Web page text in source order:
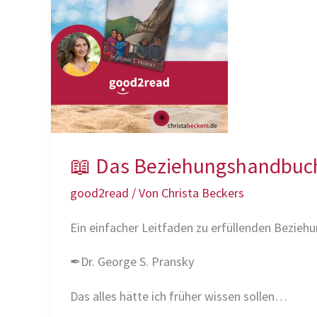
📖 Das
good2read / Von Christa Beckers
Ein einfacher Leitfaden zu erfüllenden
✒Dr. George S. Pransky
Das alles hätte ich früher wissen sollen…